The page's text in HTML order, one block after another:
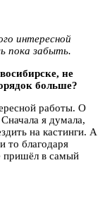
интересной
пока забыть.
не
больше?
работы. О
я думала,
на кастинги. А
то благодаря
пришёл в самый